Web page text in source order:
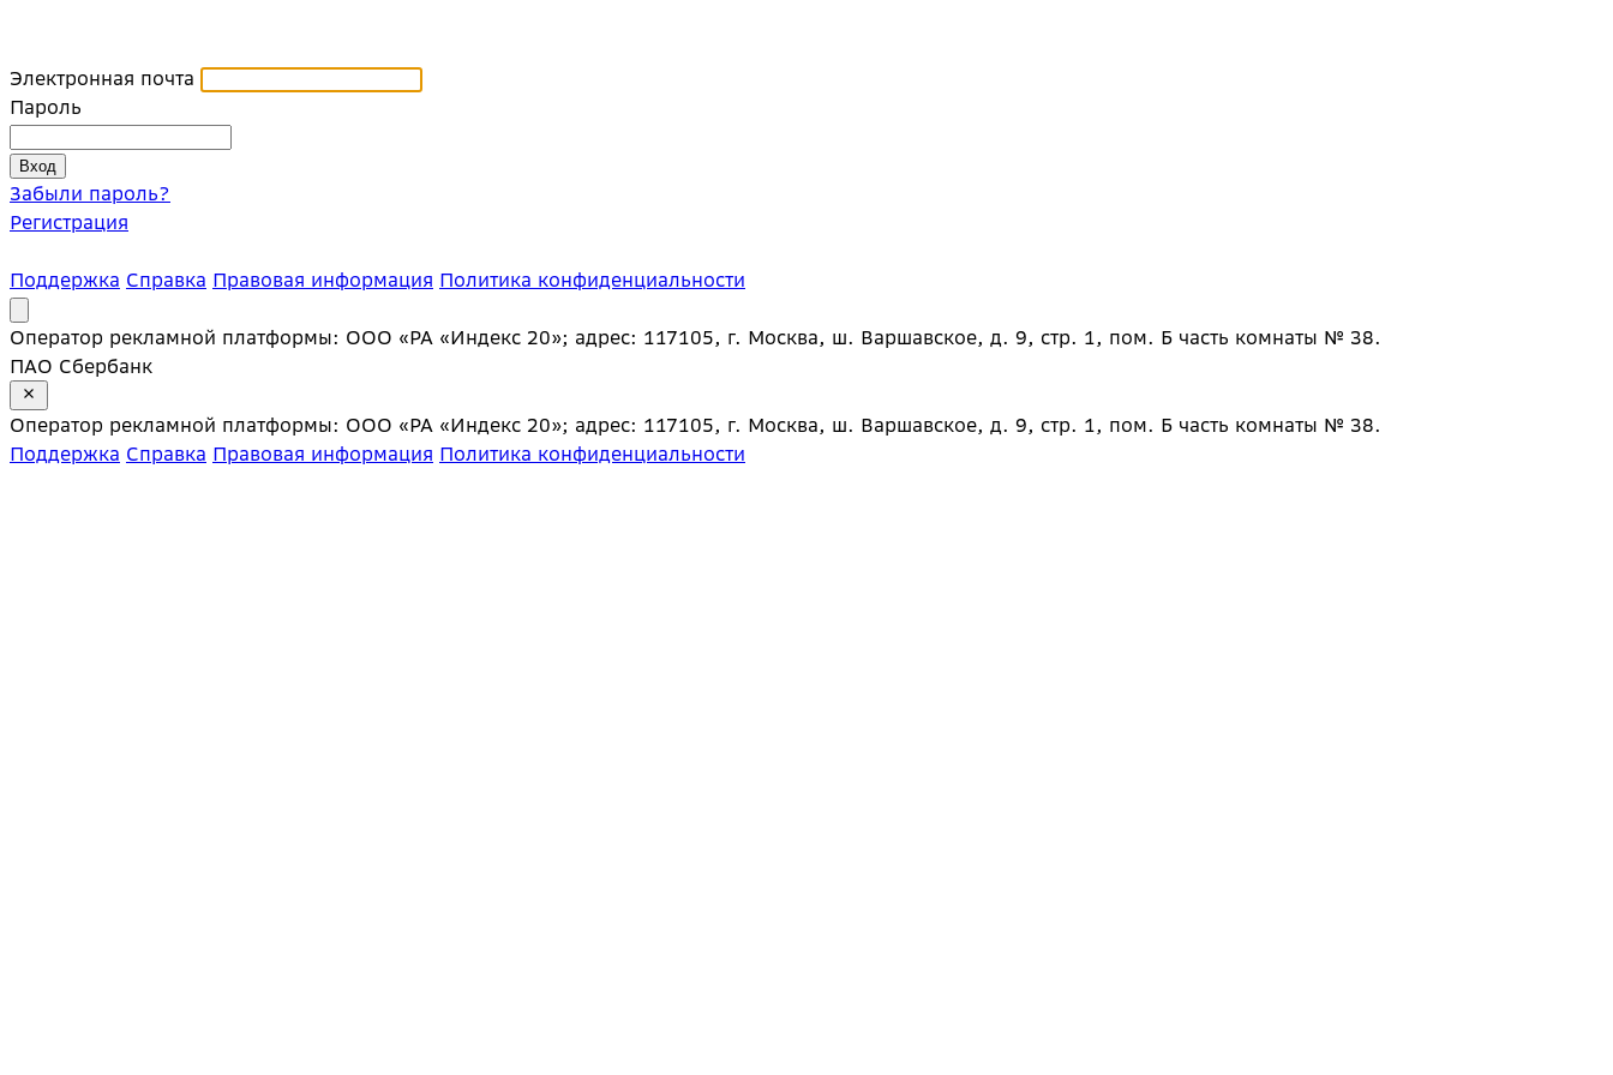
Электронная почта
Пароль
Забыли пароль?
Регистрация
Поддержка Справка Правовая информация Политика конфиденциальности
Оператор рекламной платформы: ООО «РА «Индекс 20»; адрес: 117105, г. Москва, ш. Варшавское, д. 9, стр. 1, пом. Б часть комнаты № 38.
ПАО Сбербанк
Оператор рекламной платформы: ООО «РА «Индекс 20»; адрес: 117105, г. Москва, ш. Варшавское, д. 9, стр. 1, пом. Б часть комнаты № 38.
Поддержка Справка Правовая информация Политика конфиденциальности